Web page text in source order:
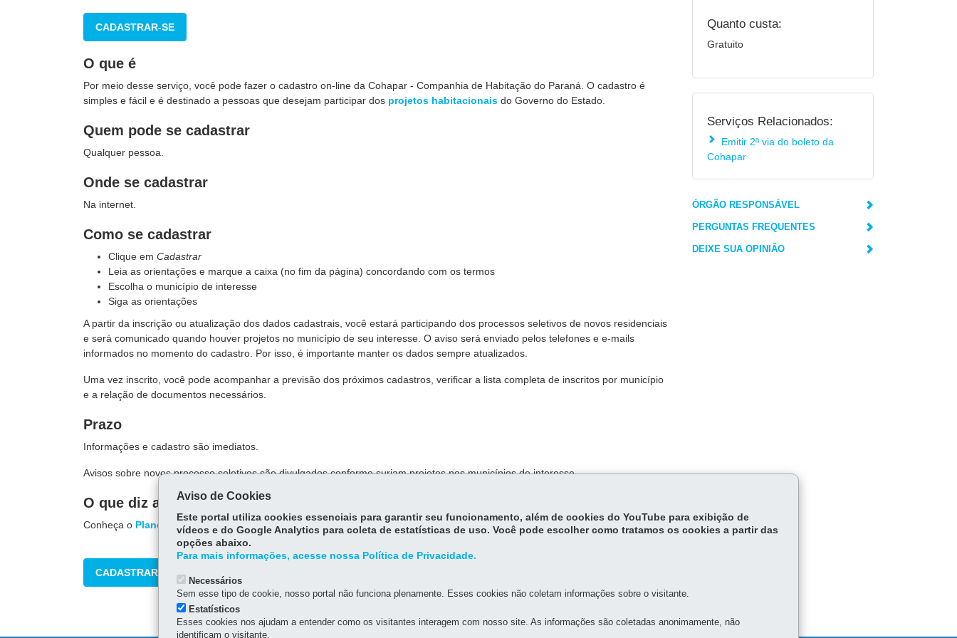
CADASTRAR-SE
O que é
Por meio desse serviço, você pode fazer o cadastro on-line da Cohapar - Companhia de Habitação do Paraná. O cadastro é
simples e fácil e é destinado a pessoas que desejam participar dos projetos habitacionais do Governo do Estado.
Quem pode se cadastrar
Qualquer pessoa.
Onde se cadastrar
Na internet.
Como se cadastrar
Clique em Cadastrar
Leia as orientações e marque a caixa (no fim da página) concordando com os termos
Escolha o município de interesse
Siga as orientações
A partir da inscrição ou atualização dos dados cadastrais, você estará participando dos processos seletivos de novos residenciais
e será comunicado quando houver projetos no município de seu interesse. O aviso será enviado pelos telefones e e-mails
informados no momento do cadastro. Por isso, é importante manter os dados sempre atualizados.
Uma vez inscrito, você pode acompanhar a previsão dos próximos cadastros, verificar a lista completa de inscritos por município
e a relação de documentos necessários.
Prazo
Informações e cadastro são imediatos.
Avisos sobre novos processo seletivos são divulgados conforme surjam projetos nos municípios de interesse.
O que diz a lei
Conheça o Plano Estadual de Habitação de Interesse Social do Paraná (PEHIS-PR
CADASTRAR-SE
Quanto custa:
Gratuito
Serviços Relacionados:
Emitir 2ª via do boleto da
Cohapar
ÓRGÃO RESPONSÁVEL
PERGUNTAS FREQUENTES
DEIXE SUA OPINIÃO
Aviso de Cookies
Este portal utiliza cookies essenciais para garantir seu funcionamento, além de cookies do YouTube para exibição de
vídeos e do Google Analytics para coleta de estatísticas de uso. Você pode escolher como tratamos os cookies a partir das
opções abaixo.
Para mais informações, acesse nossa Política de Privacidade.
Necessários
Sem esse tipo de cookie, nosso portal não funciona plenamente. Esses cookies não coletam informações sobre o visitante.
Estatísticos
Esses cookies nos ajudam a entender como os visitantes interagem com nosso site. As informações são coletadas anonimamente, não
identificam o visitante.